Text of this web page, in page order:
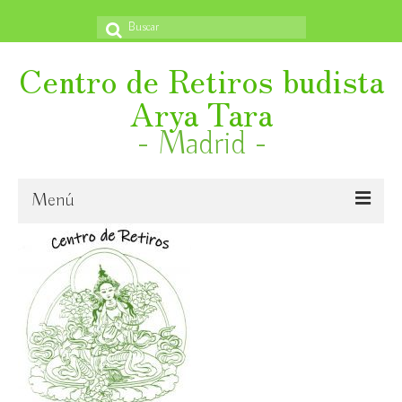
Buscar
por:
Centro de Retiros budista
Arya Tara
- Madrid -
Menú
Inicio
¿Quiénes somos?
Novedades
Emanación en vida de S. E. Ling Rinpoche VI.
Libertad Religiosa Internacional, 27 octubre – aparece
próximamente y un book trailer también